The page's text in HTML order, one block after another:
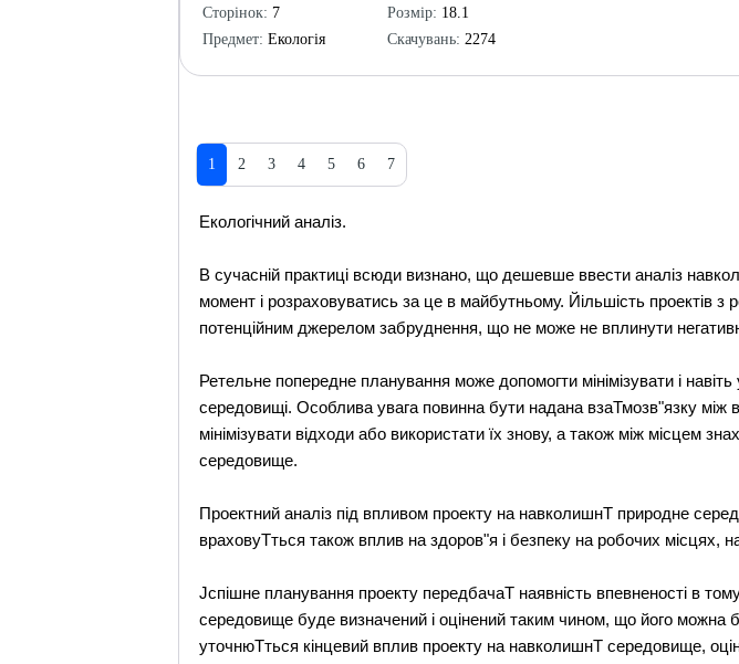
Сторінок: 7
Предмет: Екологія
Розмір: 18.1
Скачувань: 2274
1 2 3 4 5 6 7
Екологічний аналіз.
В сучасній практиці всюди визнано, що дешевше ввести аналіз
момент і розраховуватись за це в майбутньому. Йільшість проектів з
потенційним джерелом забруднення, що не може не вплинути
Ретельне попередне планування може допомогти мінімізувати і
середовищі. Особлива увага повинна бути надана взаТмозв"язку між
мінімізувати відходи або використати їх знову, а також між місцем
середовище.
Проектний аналіз під впливом проекту на навколишнТ природне
враховуТться також вплив на здоров"я і безпеку на робочих місцях, на
Јспішне планування проекту передбачаТ наявність впевненості в
середовище буде визначений і оцінений таким чином, що його
уточнюТться кінцевий вплив проекту на навколишнТ середовище,